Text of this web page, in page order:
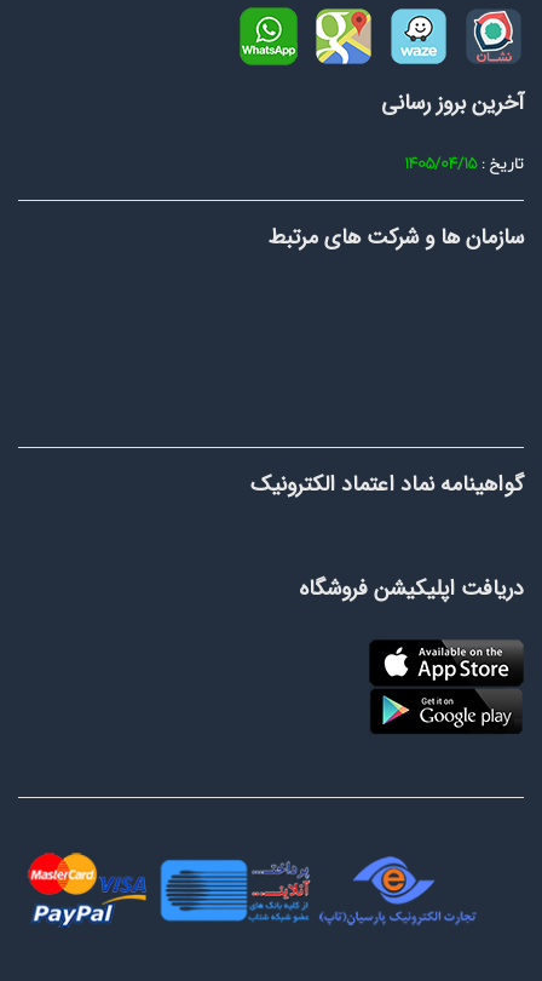
آخرین بروز رسانی
تاریخ :1405/04/15
سازمان ها و شرکت های مرتبط
گواهینامه نماد اعتماد الکترونیک
دریافت اپلیکیشن فروشگاه